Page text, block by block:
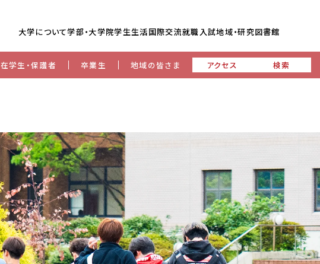
大学について学部・大学院学生生活国際交流就職 入試地域・研究図書館
在学生・保護者 卒業生 地域の皆さま アクセス 検索